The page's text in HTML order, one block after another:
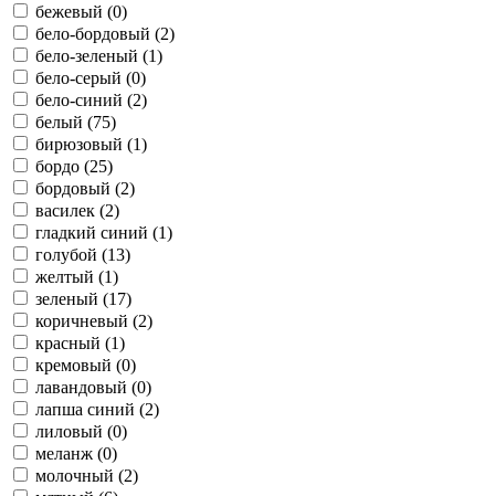
бежевый (0)
бело-бордовый (2)
бело-зеленый (1)
бело-серый (0)
бело-синий (2)
белый (75)
бирюзовый (1)
бордо (25)
бордовый (2)
василек (2)
гладкий синий (1)
голубой (13)
желтый (1)
зеленый (17)
коричневый (2)
красный (1)
кремовый (0)
лавандовый (0)
лапша синий (2)
лиловый (0)
меланж (0)
молочный (2)